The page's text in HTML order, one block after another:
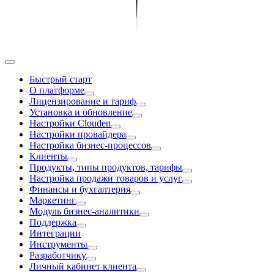
Быстрый старт
О платформе
Лицензирование и тариф
Установка и обновление
Настройки Clouden
Настройки провайдера
Настройка бизнес-процессов
Клиенты
Продукты, типы продуктов, тарифы
Настройка продажи товаров и услуг
Финансы и бухгалтерия
Маркетинг
Модуль бизнес-аналитики
Поддержка
Интеграции
Инструменты
Разработчику
Личный кабинет клиента